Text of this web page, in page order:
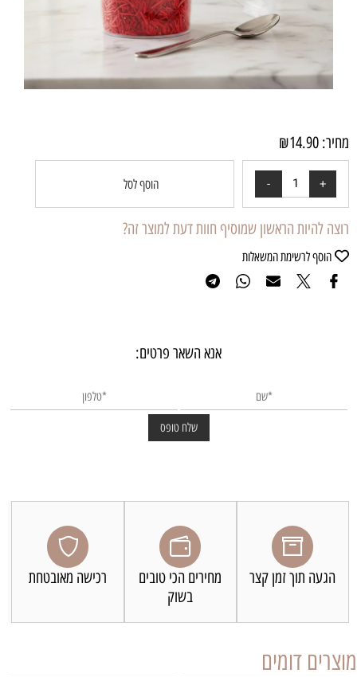
מחיר: ₪14.90
הוסף לסל
רוצה להיות הראשון שמוסיף חוות דעת למוצר זה?
הוסף לרשימת המשאלות
אנא השאר פרטים:
הגעה תוך זמן קצר
מחירים הכי טובים
בשוק
רכישה מאובטחת
מוצרים דומים